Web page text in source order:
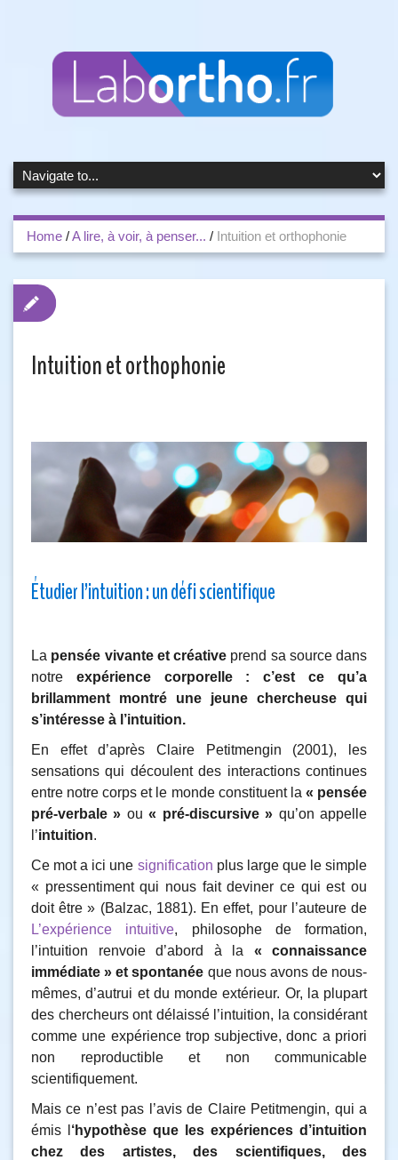
Home /A lire, à voir, à penser... / Intuition et orthophonie
Intuition et orthophonie
Étudier l’intuition : un défi scientifique
La pensée vivante et créative prend sa source dans
notre expérience corporelle : c’est ce qu’a
brillamment montré une jeune chercheuse qui
s’intéresse à l’intuition.
En effet d’après Claire Petitmengin (2001), les
sensations qui découlent des interactions continues
entre notre corps et le monde constituent la « pensée
pré-verbale » ou« pré-discursive » qu’on appelle
l’intuition.
Ce mot a ici une signification plus large que le simple
« pressentiment qui nous fait deviner ce qui est ou
doit être » (Balzac, 1881). En effet, pour l’auteure de
L’expérience intuitive, philosophe de formation,
l’intuition renvoie d’abord à la « connaissance
immédiate » et spontanée que nous avons de nous-
mêmes, d’autrui et du monde extérieur. Or, la plupart
des chercheurs ont délaissé l’intuition, la considérant
comme une expérience trop subjective, donc a priori
non reproductible et non communicable
scientifiquement.
Mais ce n’est pas l’avis de Claire Petitmengin, qui a
émis l ‘hypothèse que les expériences d’intuition
chez des artistes, des scientifiques, des